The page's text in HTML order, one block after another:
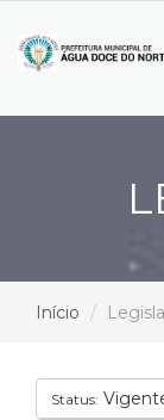
Início
Status: